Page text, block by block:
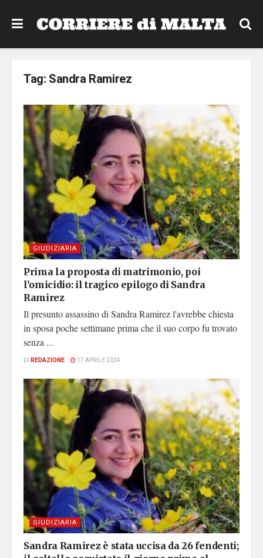
Tag: Sandra Ramirez
GIUDIZIARIA
Prima la proposta di matrimonio, poi
l’omicidio: il tragico epilogo di Sandra
Ramirez
Il presunto assassino di Sandra Ramirez l'avrebbe chiesta
in sposa poche settimane prima che il suo corpo fu trovato
senza ...
DI REDAZIONE 17 APRILE 2024
GIUDIZIARIA
Sandra Ramirez è stata uccisa da 26 fendenti;